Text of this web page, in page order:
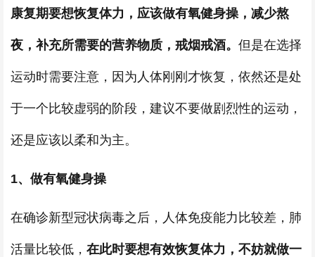
康复期要想恢复体力，应该做有氧健身操，减少熬
夜，补充所需要的营养物质，戒烟戒酒。 但是在选择
运动时需要注意，因为人体刚刚才恢复，依然还是处
于一个比较虚弱的阶段，建议不要做剧烈性的运动，
还是应该以柔和为主。
1、做有氧健身操
在确诊新型冠状病毒之后，人体免疫能力比较差，肺
活量比较低， 在此时要想有效恢复体力，不妨就做一